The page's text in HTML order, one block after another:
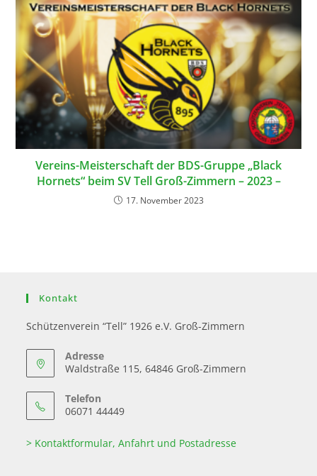
Vereins-Meisterschaft der BDS-Gruppe „Black
Hornets“ beim SV Tell Groß-Zimmern – 2023 –
17. November 2023
Kontakt
Schützenverein “Tell” 1926 e.V. Groß-Zimmern
Adresse
Waldstraße 115, 64846 Groß-Zimmern
Telefon
06071 44449
> Kontaktformular, Anfahrt und Postadresse